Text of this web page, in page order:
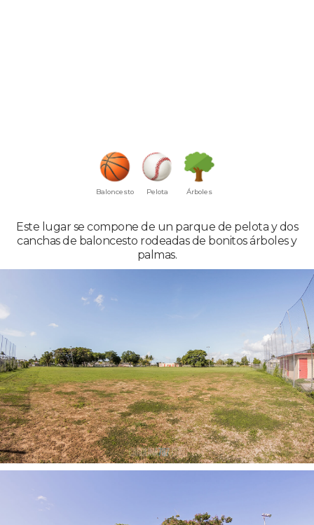
Baloncesto Pelota Árboles
Este lugar se compone de un parque de pelota y dos
canchas de baloncesto rodeadas de bonitos árboles y
palmas.